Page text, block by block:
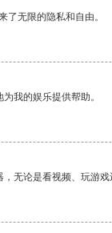
了无限的隐私和自由。
我的娱乐提供帮助。
无论是看视频、玩游